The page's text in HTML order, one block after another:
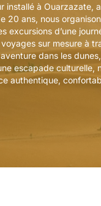
installé à Ouarzazate,
20 ans, nous
excursions d’une
sur mesure à
dans les
escapade
authentique,